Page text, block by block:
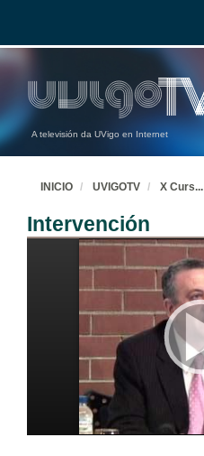
A televisión da UVigo en Internet
INICIO UVIGOTV X Curs...
Intervención